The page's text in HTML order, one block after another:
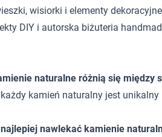
wisiorki i elementy
DIY i autorska biżuteria
naturalne różnią się między
kamień naturalny jest unikalny
najlepiej nawlekać kamienie